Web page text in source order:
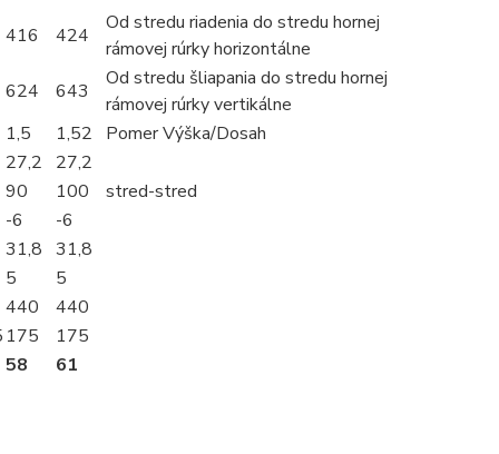
416 424
Od stredu riadenia do stredu hornej
rámovej rúrky horizontálne
624 643
Od stredu šliapania do stredu hornej
rámovej rúrky vertikálne
1,5 1,52
Pomer Výška/Dosah
27,2
27,2
90 100
stred-stred
-6
-6
31,8 31,8
5
5
440
440
175
175
58
61